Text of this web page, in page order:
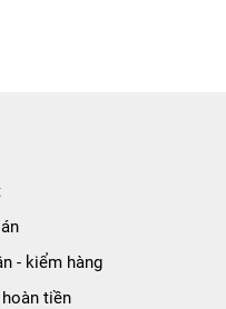
- kiểm hàng
tiền